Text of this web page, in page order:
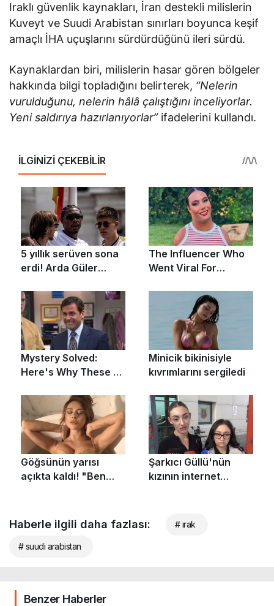
Iraklı güvenlik kaynakları, İran destekli milislerin
Kuveyt ve Suudi Arabistan sınırları boyunca keşif
amaçlı İHA uçuşlarını sürdürdüğünü ileri sürdü.
Kaynaklardan biri, milislerin hasar gören bölgeler
hakkında bilgi topladığını belirterek, “Nelerin
vurulduğunu, nelerin hâlâ çalıştığını inceliyorlar.
Yeni saldırıya hazırlanıyorlar”ifadelerini kullandı.
Haberle ilgili daha fazlası: # ırak
# suudi arabistan
Benzer Haberler